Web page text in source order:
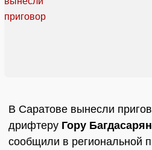
В Саратове вынесли
дрифтеру Гору
сообщили в региональной